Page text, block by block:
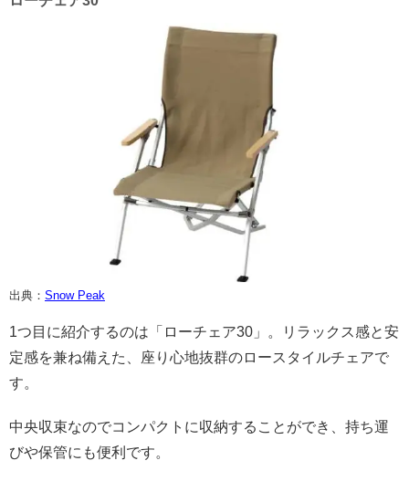
出典： Snow Peak
1つ目に紹介するのは「ローチェア30」。リラックス感と安
定感を兼ね備えた、座り心地抜群のロースタイルチェアで
す。
中央収束なのでコンパクトに収納することができ、持ち運
びや保管にも便利です。